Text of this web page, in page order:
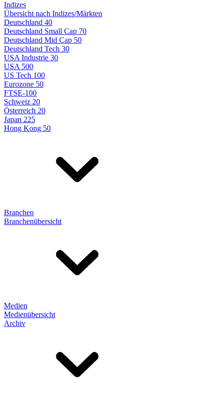
Indizes
Übersicht nach Indizes/Märkten
Deutschland 40
Deutschland Small Cap 70
Deutschland Mid Cap 50
Deutschland Tech 30
USA Industrie 30
USA 500
US Tech 100
Eurozone 50
FTSE-100
Schweiz 20
Österreich 20
Japan 225
Hong Kong 50
Branchen
Branchenübersicht
Medien
Medienübersicht
Archiv